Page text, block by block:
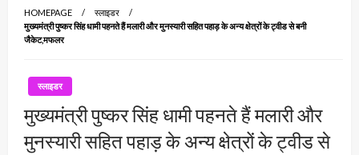
HOMEPAGE
स्लाइडर
मुख्यमंत्री पुष्कर सिंह धामी पहनते हैं मलारी और मुनस्यारी सहित पहाड़ के अन्य क्षेत्रों के ट्वीड से बनी
जैकेट,मफलर
स्लाइडर
मुख्यमंत्री पुष्कर सिंह धामी पहनते हैं मलारी और
मुनस्यारी सहित पहाड़ के अन्य क्षेत्रों के ट्वीड से